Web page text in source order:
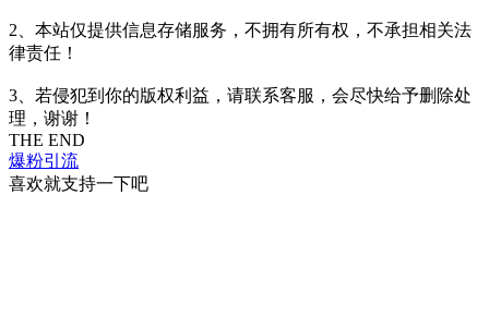
2、本站仅提供信息存储服务，不拥有所有权，不承担相关法
律责任！
3、若侵犯到你的版权利益，请联系客服，会尽快给予删除处
理，谢谢！
THE END
爆粉引流
喜欢就支持一下吧